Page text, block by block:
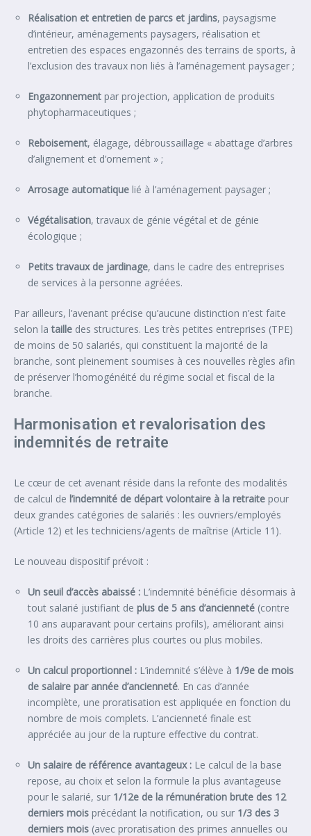
Réalisation et entretien de parcs et jardins, paysagisme
d’intérieur, aménagements paysagers, réalisation et
entretien des espaces engazonnés des terrains de sports, à
l’exclusion des travaux non liés à l’aménagement paysager ;
Engazonnement par projection, application de produits
phytopharmaceutiques ;
Reboisement, élagage, débroussaillage « abattage d’arbres
d’alignement et d’ornement » ;
Arrosage automatique lié à l’aménagement paysager ;
Végétalisation, travaux de génie végétal et de génie
écologique ;
Petits travaux de jardinage, dans le cadre des entreprises
de services à la personne agréées.
Par ailleurs, l’avenant précise qu’aucune distinction n’est faite
selon lataille des structures. Les très petites entreprises (TPE)
de moins de 50 salariés, qui constituent la majorité de la
branche, sont pleinement soumises à ces nouvelles règles afin
de préserver l’homogénéité du régime social et fiscal de la
branche.
Harmonisation et revalorisation des
indemnités de retraite
Le cœur de cet avenant réside dans la refonte des modalités
de calcul de l’indemnité de départ volontaire à la retraite pour
deux grandes catégories de salariés : les ouvriers/employés
(Article 12) et les techniciens/agents de maîtrise (Article 11).
Le nouveau dispositif prévoit :
Un seuil d’accès abaissé : L’indemnité bénéficie désormais à
tout salarié justifiant de plus de 5 ans d’ancienneté (contre
10 ans auparavant pour certains profils), améliorant ainsi
les droits des carrières plus courtes ou plus mobiles.
Un calcul proportionnel : L’indemnité s’élève à 1/9e de mois
de salaire par année d’ancienneté. En cas d’année
incomplète, une proratisation est appliquée en fonction du
nombre de mois complets. L’ancienneté finale est
appréciée au jour de la rupture effective du contrat.
Un salaire de référence avantageux : Le calcul de la base
repose, au choix et selon la formule la plus avantageuse
pour le salarié, sur 1/12e de la rémunération brute des 12
derniers mois précédant la notification, ou sur 1/3 des 3
derniers mois (avec proratisation des primes annuelles ou